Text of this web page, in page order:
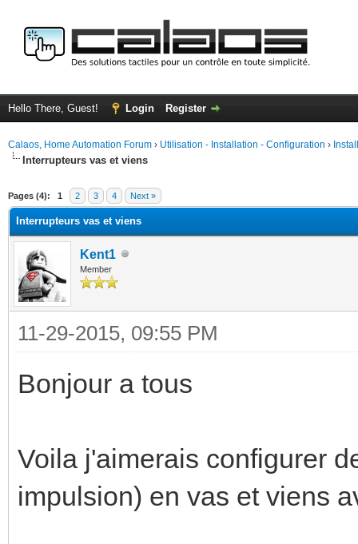
Hello There, Guest! Login Register
Calaos, Home Automation Forum › Utilisation - Installation - Configuration ›
Interrupteurs vas et viens
Pages (4): 1 2 3 4 Next »
Interrupteurs vas et viens
Kent1
Member
11-29-2015, 09:55 PM
Bonjour a tous
Voila j'aimerais configurer
impulsion) en vas et viens